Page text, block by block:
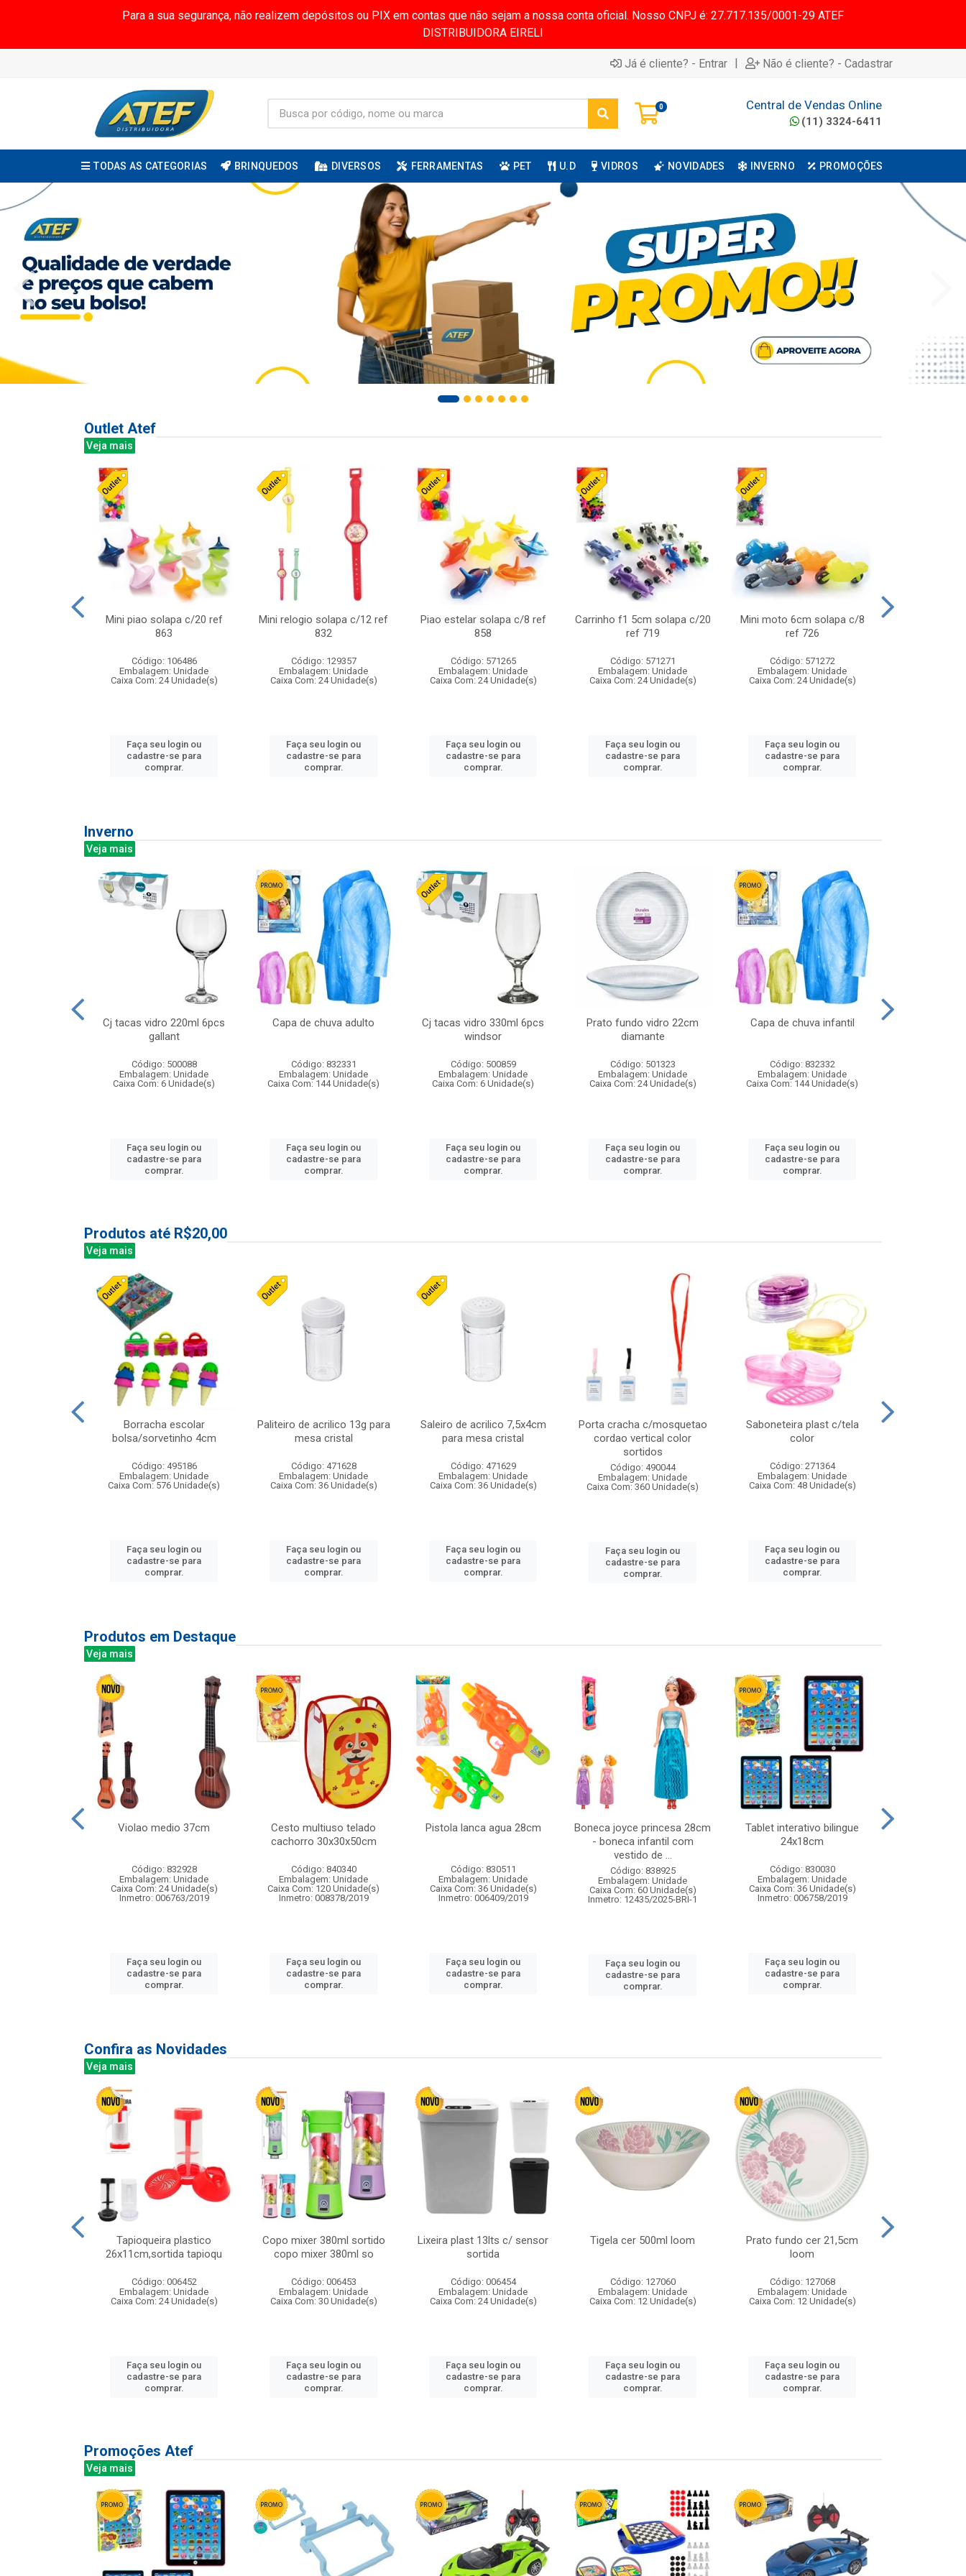
Para a sua segurança, não realizem depósitos ou PIX em contas que não sejam a nossa conta oficial. Nosso CNPJ é: 27.717.135/0001-29 ATEF
DISTRIBUIDORA EIRELI
Já é cliente? - Entrar | Não é cliente? - Cadastrar
0 Central de Vendas Online
(11) 3324-6411
TODAS AS CATEGORIAS BRINQUEDOS DIVERSOS FERRAMENTAS PET U.D VIDROS NOVIDADES INVERNO PROMOÇÕES
Outlet Atef
Veja mais
Mini piao solapa c/20 ref
863
Código: 106486
Embalagem: Unidade
Caixa Com: 24 Unidade(s)
Faça seu login ou
cadastre-se para
comprar.
Mini relogio solapa c/12 ref
832
Código: 129357
Embalagem: Unidade
Caixa Com: 24 Unidade(s)
Faça seu login ou
cadastre-se para
comprar.
Piao estelar solapa c/8 ref
858
Código: 571265
Embalagem: Unidade
Caixa Com: 24 Unidade(s)
Faça seu login ou
cadastre-se para
comprar.
Carrinho f1 5cm solapa c/20
ref 719
Código: 571271
Embalagem: Unidade
Caixa Com: 24 Unidade(s)
Faça seu login ou
cadastre-se para
comprar.
Mini moto 6cm solapa c/8
ref 726
Código: 571272
Embalagem: Unidade
Caixa Com: 24 Unidade(s)
Faça seu login ou
cadastre-se para
comprar.
Inverno
Veja mais
Cj tacas vidro 220ml 6pcs
gallant
Código: 500088
Embalagem: Unidade
Caixa Com: 6 Unidade(s)
Faça seu login ou
cadastre-se para
comprar.
Capa de chuva adulto
Código: 832331
Embalagem: Unidade
Caixa Com: 144 Unidade(s)
Faça seu login ou
cadastre-se para
comprar.
Cj tacas vidro 330ml 6pcs
windsor
Código: 500859
Embalagem: Unidade
Caixa Com: 6 Unidade(s)
Faça seu login ou
cadastre-se para
comprar.
Prato fundo vidro 22cm
diamante
Código: 501323
Embalagem: Unidade
Caixa Com: 24 Unidade(s)
Faça seu login ou
cadastre-se para
comprar.
Capa de chuva infantil
Código: 832332
Embalagem: Unidade
Caixa Com: 144 Unidade(s)
Faça seu login ou
cadastre-se para
comprar.
Produtos até R$20,00
Veja mais
Borracha escolar
bolsa/sorvetinho 4cm
Código: 495186
Embalagem: Unidade
Caixa Com: 576 Unidade(s)
Faça seu login ou
cadastre-se para
comprar.
Paliteiro de acrilico 13g para
mesa cristal
Código: 471628
Embalagem: Unidade
Caixa Com: 36 Unidade(s)
Faça seu login ou
cadastre-se para
comprar.
Saleiro de acrilico 7,5x4cm
para mesa cristal
Código: 471629
Embalagem: Unidade
Caixa Com: 36 Unidade(s)
Faça seu login ou
cadastre-se para
comprar.
Porta cracha c/mosquetao
cordao vertical color
sortidos
Código: 490044
Embalagem: Unidade
Caixa Com: 360 Unidade(s)
Faça seu login ou
cadastre-se para
comprar.
Saboneteira plast c/tela
color
Código: 271364
Embalagem: Unidade
Caixa Com: 48 Unidade(s)
Faça seu login ou
cadastre-se para
comprar.
Produtos em Destaque
Veja mais
Violao medio 37cm
Código: 832928
Embalagem: Unidade
Caixa Com: 24 Unidade(s)
Inmetro: 006763/2019
Faça seu login ou
cadastre-se para
comprar.
Cesto multiuso telado
cachorro 30x30x50cm
Código: 840340
Embalagem: Unidade
Caixa Com: 120 Unidade(s)
Inmetro: 008378/2019
Faça seu login ou
cadastre-se para
comprar.
Pistola lanca agua 28cm
Código: 830511
Embalagem: Unidade
Caixa Com: 36 Unidade(s)
Inmetro: 006409/2019
Faça seu login ou
cadastre-se para
comprar.
Boneca joyce princesa 28cm
- boneca infantil com
vestido de ...
Código: 838925
Embalagem: Unidade
Caixa Com: 60 Unidade(s)
Inmetro: 12435/2025-BRI-1
Faça seu login ou
cadastre-se para
comprar.
Tablet interativo bilingue
24x18cm
Código: 830030
Embalagem: Unidade
Caixa Com: 36 Unidade(s)
Inmetro: 006758/2019
Faça seu login ou
cadastre-se para
comprar.
Confira as Novidades
Veja mais
Tapioqueira plastico
26x11cm,sortida tapioqu
Código: 006452
Embalagem: Unidade
Caixa Com: 24 Unidade(s)
Faça seu login ou
cadastre-se para
comprar.
Copo mixer 380ml sortido
copo mixer 380ml so
Código: 006453
Embalagem: Unidade
Caixa Com: 30 Unidade(s)
Faça seu login ou
cadastre-se para
comprar.
Lixeira plast 13lts c/ sensor
sortida
Código: 006454
Embalagem: Unidade
Caixa Com: 24 Unidade(s)
Faça seu login ou
cadastre-se para
comprar.
Tigela cer 500ml loom
Código: 127060
Embalagem: Unidade
Caixa Com: 12 Unidade(s)
Faça seu login ou
cadastre-se para
comprar.
Prato fundo cer 21,5cm
loom
Código: 127068
Embalagem: Unidade
Caixa Com: 12 Unidade(s)
Faça seu login ou
cadastre-se para
comprar.
Promoções Atef
Veja mais